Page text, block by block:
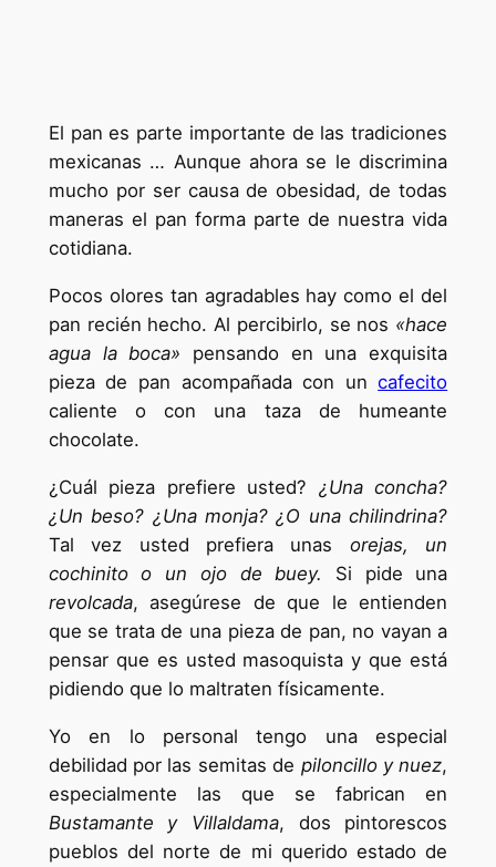
El pan es parte importante de las tradiciones
mexicanas … Aunque ahora se le discrimina
mucho por ser causa de obesidad, de todas
maneras el pan forma parte de nuestra vida
cotidiana.
Pocos olores tan agradables hay como el del
pan recién hecho. Al percibirlo, se nos «hace
agua la boca» pensando en una exquisita
pieza de pan acompañada con uncafecito
caliente o con una taza de humeante
chocolate.
¿Cuál pieza prefiere usted? ¿Una concha?
¿Un beso? ¿Una monja? ¿O una chilindrina?
Tal vez usted prefiera unas orejas, un
cochinito o un ojo de buey.
Si pide una
revolcada, asegúrese de que le entienden
que se trata de una pieza de pan, no vayan a
pensar que es usted masoquista y que está
pidiendo que lo maltraten físicamente.
Yo en lo personal tengo una especial
debilidad por las semitas de piloncillo y nuez,
especialmente las que se fabrican en
Bustamante y Villaldama, dos pintorescos
pueblos del norte de mi querido estado de